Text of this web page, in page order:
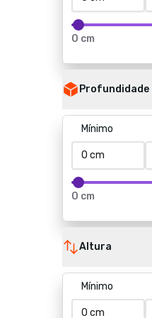
0 cm
Profundidade
Mínimo
0 cm
Altura
Mínimo